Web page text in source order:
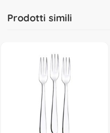
Prodotti simili